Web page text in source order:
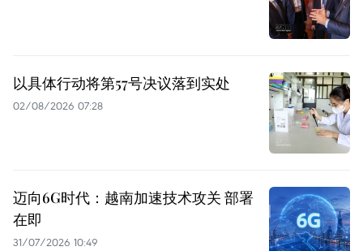
以具体行动将第57号决议落到实处
02/08/2026 07:28
迈向6G时代：越南加速技术攻关 部署
在即
31/07/2026 10:49